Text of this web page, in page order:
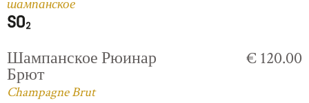
шампанское
Шампанское Рюинар
Брют
Champagne Brut
€ 120.00